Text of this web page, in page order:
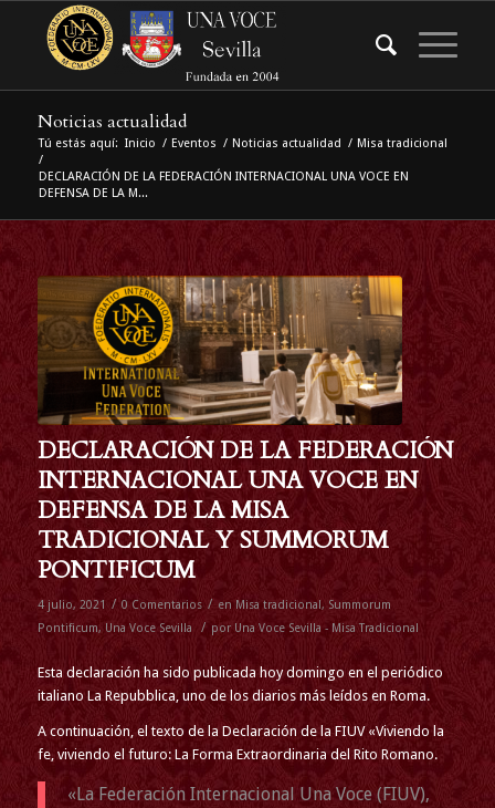
Noticias actualidad
Tú estás aquí: Inicio / Eventos / Noticias actualidad / Misa tradicional
/
DECLARACIÓN DE LA FEDERACIÓN INTERNACIONAL UNA VOCE EN
DEFENSA DE LA M...
DECLARACIÓN DE LA FEDERACIÓN
INTERNACIONAL UNA VOCE EN
DEFENSA DE LA MISA
TRADICIONAL Y SUMMORUM
PONTIFICUM
4 julio, 2021 / 0 Comentarios / en Misa tradicional, Summorum
Pontificum, Una Voce Sevilla / por Una Voce Sevilla - Misa Tradicional
Esta declaración ha sido publicada hoy domingo en el periódico
italiano La Repubblica, uno de los diarios más leídos en Roma.
A continuación, el texto de la Declaración de la FIUV «Viviendo la
fe, viviendo el futuro: La Forma Extraordinaria del Rito Romano.
«La Federación Internacional Una Voce (FIUV),